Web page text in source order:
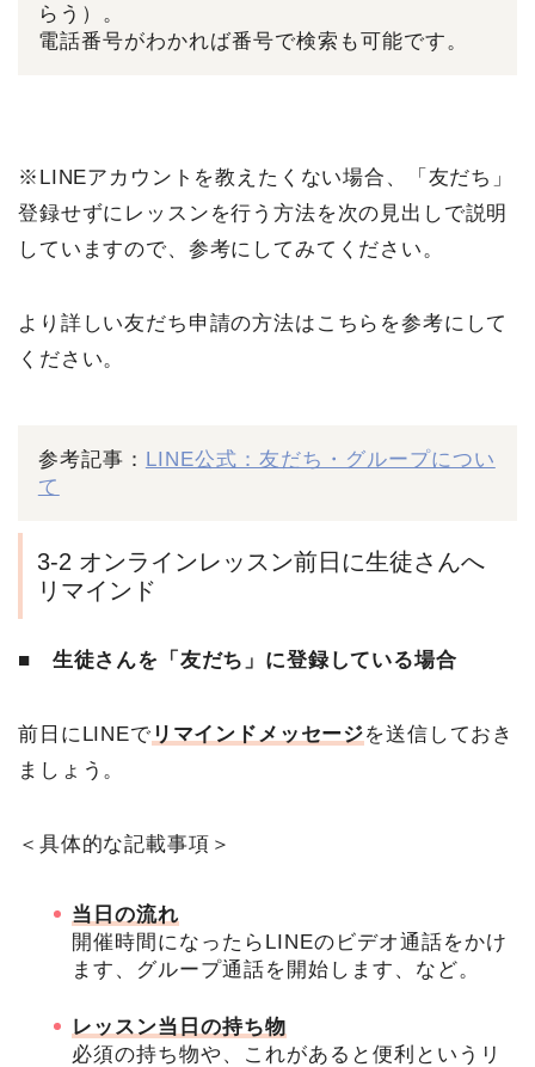
らう）。
電話番号がわかれば番号で検索も可能です。
※LINEアカウントを教えたくない場合、「友だち」
登録せずにレッスンを行う方法を次の見出しで説明
していますので、参考にしてみてください。
より詳しい友だち申請の方法はこちらを参考にして
ください。
参考記事： LINE公式：友だち・グループについ
て
3-2 オンラインレッスン前日に生徒さんへ
リマインド
■ 生徒さんを「友だち」に登録している場合
前日にLINEで リマインドメッセージを送信しておき
ましょう。
＜具体的な記載事項＞
当日の流れ
開催時間になったらLINEのビデオ通話をかけ
ます、グループ通話を開始します、など。
レッスン当日の持ち物
必須の持ち物や、これがあると便利というリ